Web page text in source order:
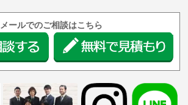
メールでのご相談はこちら